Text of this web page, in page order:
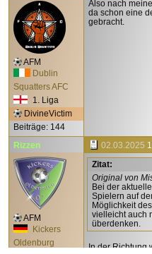
AFM
Dublin
Squatters AFC
1. Liga
DivineVictim
Beiträge: 144
Also nach
da schon eine
gebracht.
Rizzen
AFM
Kickers
Oldenburg
02.03.2025
Zitat:
Original von
Bei der
Spielern auf
Möglichkeit
vielleicht auch
überdenken.
In der Richtung